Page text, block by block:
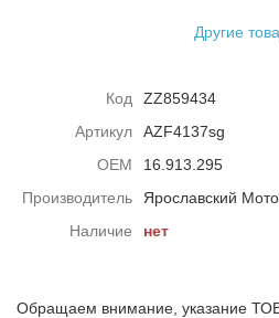
Другие
Код
ZZ859434
Артикул
AZF4137sg
ОЕМ
16.913.295
Производитель
Ярославский
Наличие
нет
Обращаем внимание, указание